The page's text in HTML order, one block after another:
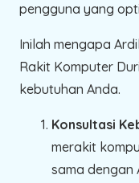
pengguna yang
Inilah mengapa
Rakit Komputer
kebutuhan Anda.
Konsultasi
merakit
sama dengan